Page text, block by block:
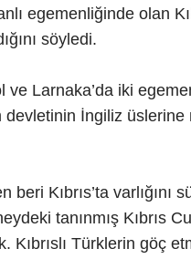
egemenliğinde olan
söyledi.
ve Larnaka’da iki
devletinin İngiliz
Kıbrıs’ta varlığını
tanınmış Kıbrıs
Kıbrıslı Türklerin göç